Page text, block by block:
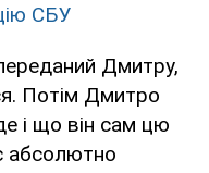
СБУ
Дмитру,
Потім Дмитро
і що він сам цю
абсолютно